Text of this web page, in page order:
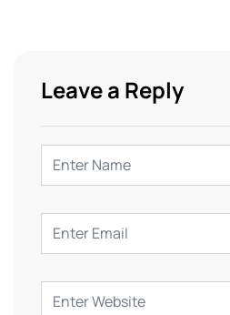
Leave a Reply